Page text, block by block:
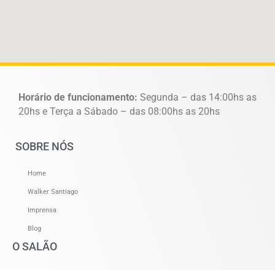
Horário de funcionamento: Segunda – das 14:00hs as
20hs e Terça a Sábado – das 08:00hs as 20hs
SOBRE NÓS
Home
Walker Santiago
Imprensa
Blog
O SALÃO